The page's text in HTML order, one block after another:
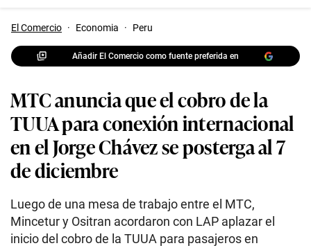
El Comercio · Economia · Peru
Añadir El Comercio como fuente preferida en
MTC anuncia que el cobro de la
TUUA para conexión internacional
en el Jorge Chávez se posterga al 7
de diciembre
Luego de una mesa de trabajo entre el MTC,
Mincetur y Ositran acordaron con LAP aplazar el
inicio del cobro de la TUUA para pasajeros en